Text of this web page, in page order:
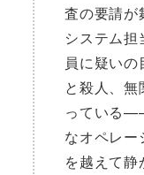
査の要請が
システム
員に疑い
と殺人、
っている
なオペレ
を越えて